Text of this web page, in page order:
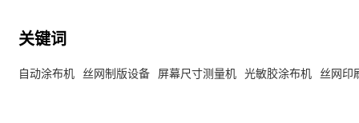
关键词
自动涂布机 丝网制版设备 屏幕尺寸测量机 光敏胶涂布机 丝网印